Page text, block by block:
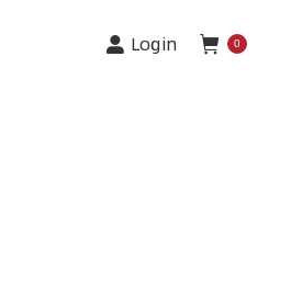
Login 0